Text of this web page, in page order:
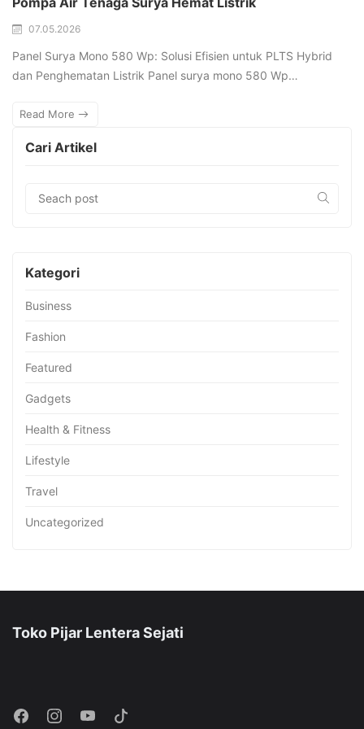
07.05.2026
Panel Surya Mono 580 Wp: Solusi Efisien untuk PLTS Hybrid
dan Penghematan Listrik Panel surya mono 580 Wp…
Read More
Cari Artikel
Kategori
Business
Fashion
Featured
Gadgets
Health & Fitness
Lifestyle
Travel
Uncategorized
Toko Pijar Lentera Sejati